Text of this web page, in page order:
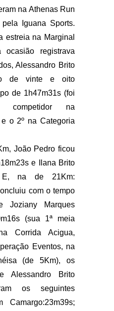
na Athenas Run
pela Iguana Sports.
estreia na Marginal
ocasião registrava
Alessandro Brito
de vinte e oito
de 1h47m31s (foi
na
o 2º na Categoria
João Pedro ficou
e Ilana Brito
E, na de 21Km:
com o tempo
Marques
(sua 1ª meia
Corrida Acigua,
Eventos, na
(de 5Km), os
Alessandro Brito
os seguintes
Camargo:23m39s;